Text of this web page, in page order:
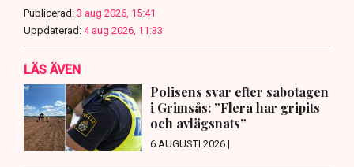
Publicerad: 3 aug 2026, 15:41
Uppdaterad: 4 aug 2026, 11:33
LÄS ÄVEN
Polisens svar efter sabotagen
i Grimsås: ”Flera har gripits
och avlägsnats”
6 AUGUSTI 2026 |